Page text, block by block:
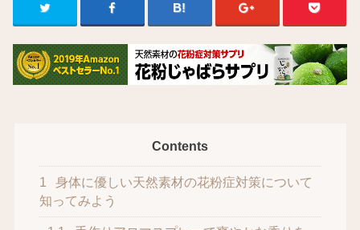
Contents
1
身体に優しい天然素材の花粉症対策について
知ってみよう